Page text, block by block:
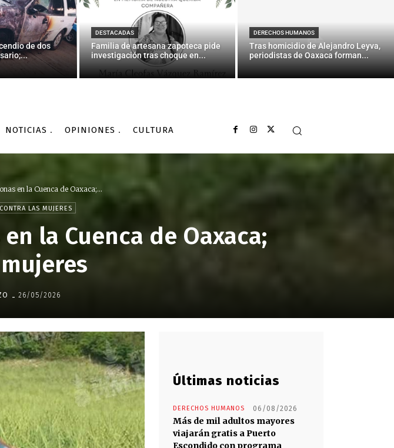
de dos
DESTACADAS
Familia de artesana zapoteca pide
investigación tras choque en...
DERECHOS HUMANOS
Tras homicidio de Alejandro Leyva,
periodistas de Oaxaca forman...
NOTICIAS OPINIONES CULTURA
en la Cuenca de Oaxaca;...
LAS MUJERES
la Cuenca de Oaxaca;
- 26/05/2026
Últimas noticias
DERECHOS HUMANOS 06/08/2026
Más de mil adultos mayores
viajarán gratis a Puerto
Escondido con programa